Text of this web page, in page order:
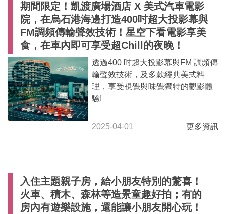
期間限定！凱渡廣場酒店 X 美式汽車電影
院，在烏石港海邊打造400吋超大投影幕與
FM調頻傳輸聲效技術！星空下看電影享美
食，在車內即可享受超Chill的夜晚！
透過400 吋超大投影幕與FM 調頻傳
輸聲效技術，及多款經典美式料
理，享受視覺與味覺獨特的觀影體
驗!
更多資訊
2025-04-01
入住主題親子房，給小朋友特別的驚喜！
火車、積木、森林等造景童趣好拍；有的
房內有遊樂設施，還能讓小朋友開心玩！